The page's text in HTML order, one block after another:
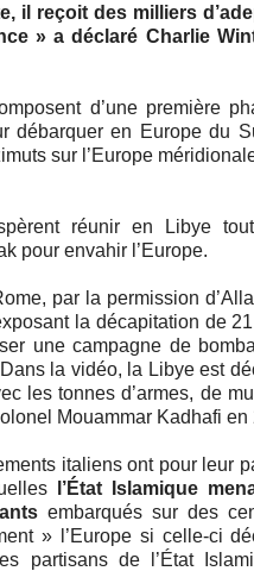
il reçoit des milliers
» a déclaré Charlie
d’une première
débarquer en Europe du
sur l’Europe
réunir en Libye
pour envahir l’Europe.
par la permission
la décapitation de
une campagne de
la vidéo, la Libye est
les tonnes d’armes, de
Mouammar Kadhafi en
italiens ont pour leur
l’État Islamique
embarqués sur des
» l’Europe si celle-ci
partisans de l’État